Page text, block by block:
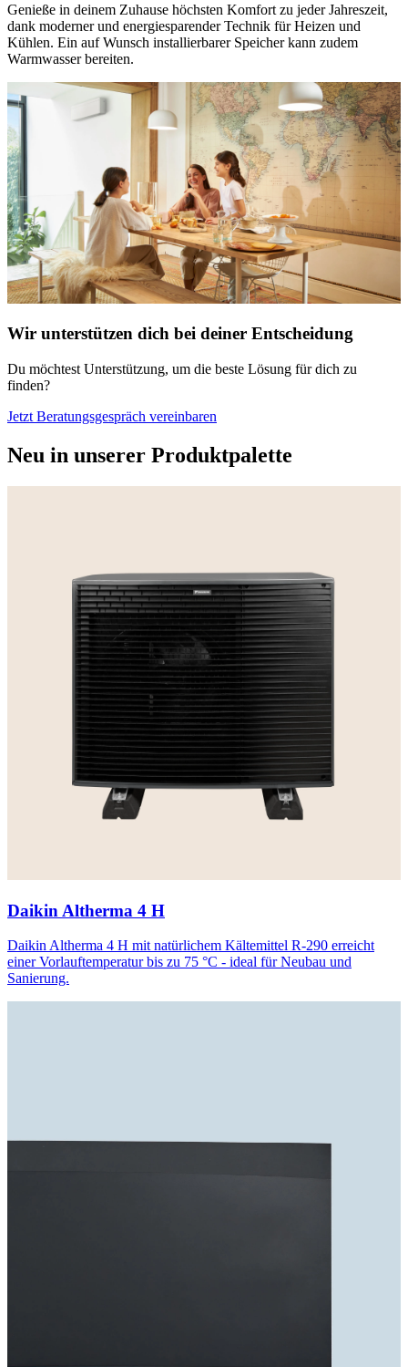
Genieße in deinem Zuhause höchsten Komfort zu jeder Jahreszeit,
dank moderner und energiesparender Technik für Heizen und
Kühlen. Ein auf Wunsch installierbarer Speicher kann zudem
Warmwasser bereiten.
Wir unterstützen dich bei deiner Entscheidung
Du möchtest Unterstützung, um die beste Lösung für dich zu
finden?
Jetzt Beratungsgespräch vereinbaren
Neu in unserer Produktpalette
Daikin Altherma 4 H
Daikin Altherma 4 H mit natürlichem Kältemittel R-290 erreicht
einer Vorlauftemperatur bis zu 75 °C - ideal für Neubau und
Sanierung.